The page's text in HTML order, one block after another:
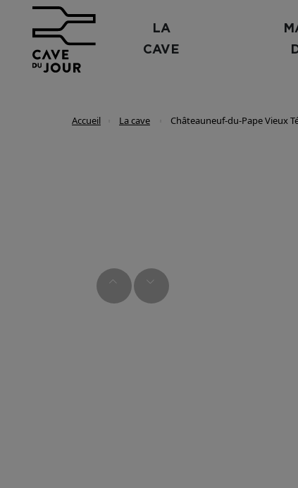
LA
CAVE
Accueil La cave Châteauneuf-du-Pape Vieux